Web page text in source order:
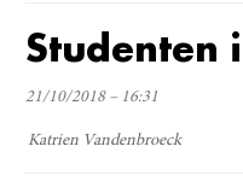
Studenten
21/10/2018 – 16:31
Katrien Vandenbroeck